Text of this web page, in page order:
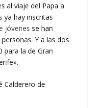
al viaje del Papa a
ya hay inscritas
jóvenes se han
Y a las dos
para la de Gran
Calderero de